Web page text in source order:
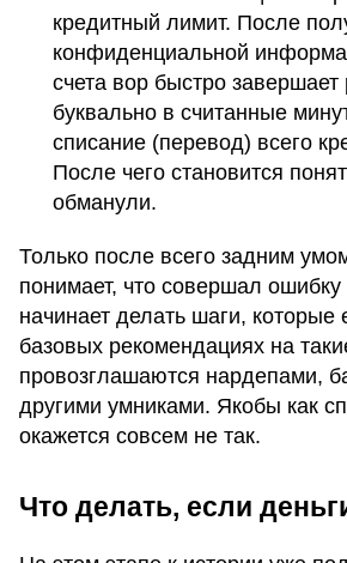
кредитный лимит. После
конфиденциальной
счета вор быстро завершает
буквально в считанные
списание (перевод) всего
После чего становится
обманули.
Только после всего задним
понимает, что совершал
начинает делать шаги, которые
базовых рекомендациях на
провозглашаются нардепами,
другими умниками. Якобы как
окажется совсем не так.
Что делать, если